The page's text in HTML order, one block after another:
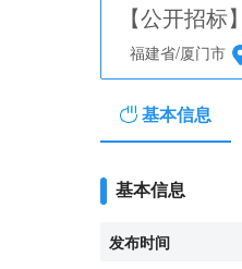
【公开招标】
福建省/厦门市
基本信息
基本信息
发布时间